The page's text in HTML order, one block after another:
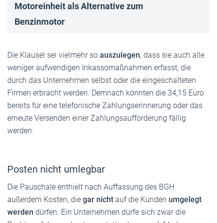
Motoreinheit als Alternative zum
Benzinmotor
Die Klausel sei vielmehr so auszulegen, dass sie auch alle
weniger aufwendigen Inkassomaßnahmen erfasst, die
durch das Unternehmen selbst oder die eingeschalteten
Firmen erbracht werden. Demnach könnten die 34,15 Euro
bereits für eine telefonische Zahlungserinnerung oder das
erneute Versenden einer Zahlungsaufforderung fällig
werden.
Posten nicht umlegbar
Die Pauschale enthielt nach Auffassung des BGH
außerdem Kosten, die gar nicht auf die Kunden umgelegt
werden dürfen. Ein Unternehmen dürfe sich zwar die